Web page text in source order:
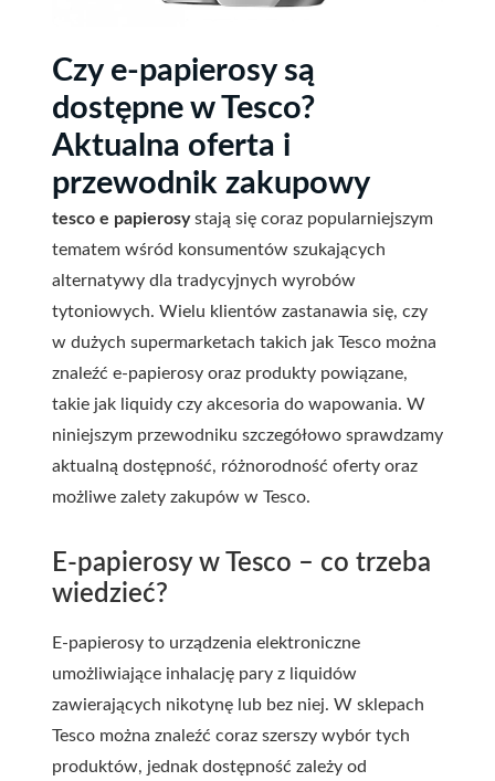
Czy e-papierosy są
dostępne w Tesco?
Aktualna oferta i
przewodnik zakupowy
tesco e papierosystają się coraz popularniejszym
tematem wśród konsumentów szukających
alternatywy dla tradycyjnych wyrobów
tytoniowych. Wielu klientów zastanawia się, czy
w dużych supermarketach takich jak Tesco można
znaleźć e-papierosy oraz produkty powiązane,
takie jak liquidy czy akcesoria do wapowania. W
niniejszym przewodniku szczegółowo sprawdzamy
aktualną dostępność, różnorodność oferty oraz
możliwe zalety zakupów w Tesco.
E-papierosy w Tesco – co trzeba
wiedzieć?
E-papierosy to urządzenia elektroniczne
umożliwiające inhalację pary z liquidów
zawierających nikotynę lub bez niej. W sklepach
Tesco można znaleźć coraz szerszy wybór tych
produktów, jednak dostępność zależy od